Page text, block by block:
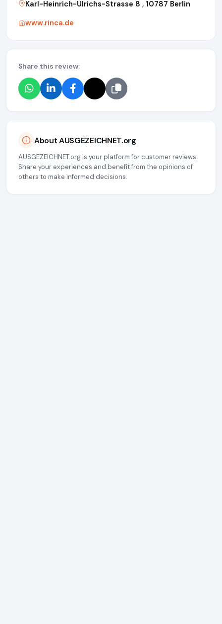
Karl-Heinrich-Ulrichs-Strasse 8 , 10787 Berlin
www.rinca.de
Share this review:
About AUSGEZEICHNET.org
AUSGEZEICHNET.org is your platform for customer reviews.
Share your experiences and benefit from the opinions of
others to make informed decisions.